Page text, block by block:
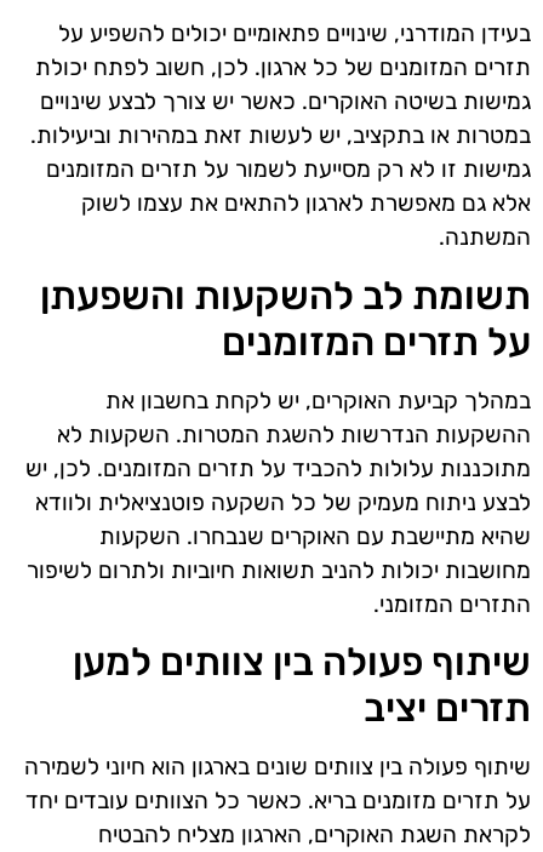
בעידן המודרני, שינויים פתאומיים יכולים להשפיע על
תזרים המזומנים של כל ארגון. לכן, חשוב לפתח יכולת
גמישות בשיטה האוקרים. כאשר יש צורך לבצע שינויים
במטרות או בתקציב, יש לעשות זאת במהירות וביעילות.
גמישות זו לא רק מסייעת לשמור על תזרים המזומנים
אלא גם מאפשרת לארגון להתאים את עצמו לשוק
המשתנה.
תשומת לב להשקעות והשפעתן
על תזרים המזומנים
במהלך קביעת האוקרים, יש לקחת בחשבון את
ההשקעות הנדרשות להשגת המטרות. השקעות לא
מתוכננות עלולות להכביד על תזרים המזומנים. לכן, יש
לבצע ניתוח מעמיק של כל השקעה פוטנציאלית ולוודא
שהיא מתיישבת עם האוקרים שנבחרו. השקעות
מחושבות יכולות להניב תשואות חיוביות ולתרום לשיפור
התזרים המזומני.
שיתוף פעולה בין צוותים למען
תזרים יציב
שיתוף פעולה בין צוותים שונים בארגון הוא חיוני לשמירה
על תזרים מזומנים בריא. כאשר כל הצוותים עובדים יחד
לקראת השגת האוקרים, הארגון מצליח להבטיח